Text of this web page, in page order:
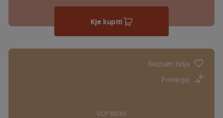
Kje kupiti
Seznam želja
Primerjaj
VCP 8930